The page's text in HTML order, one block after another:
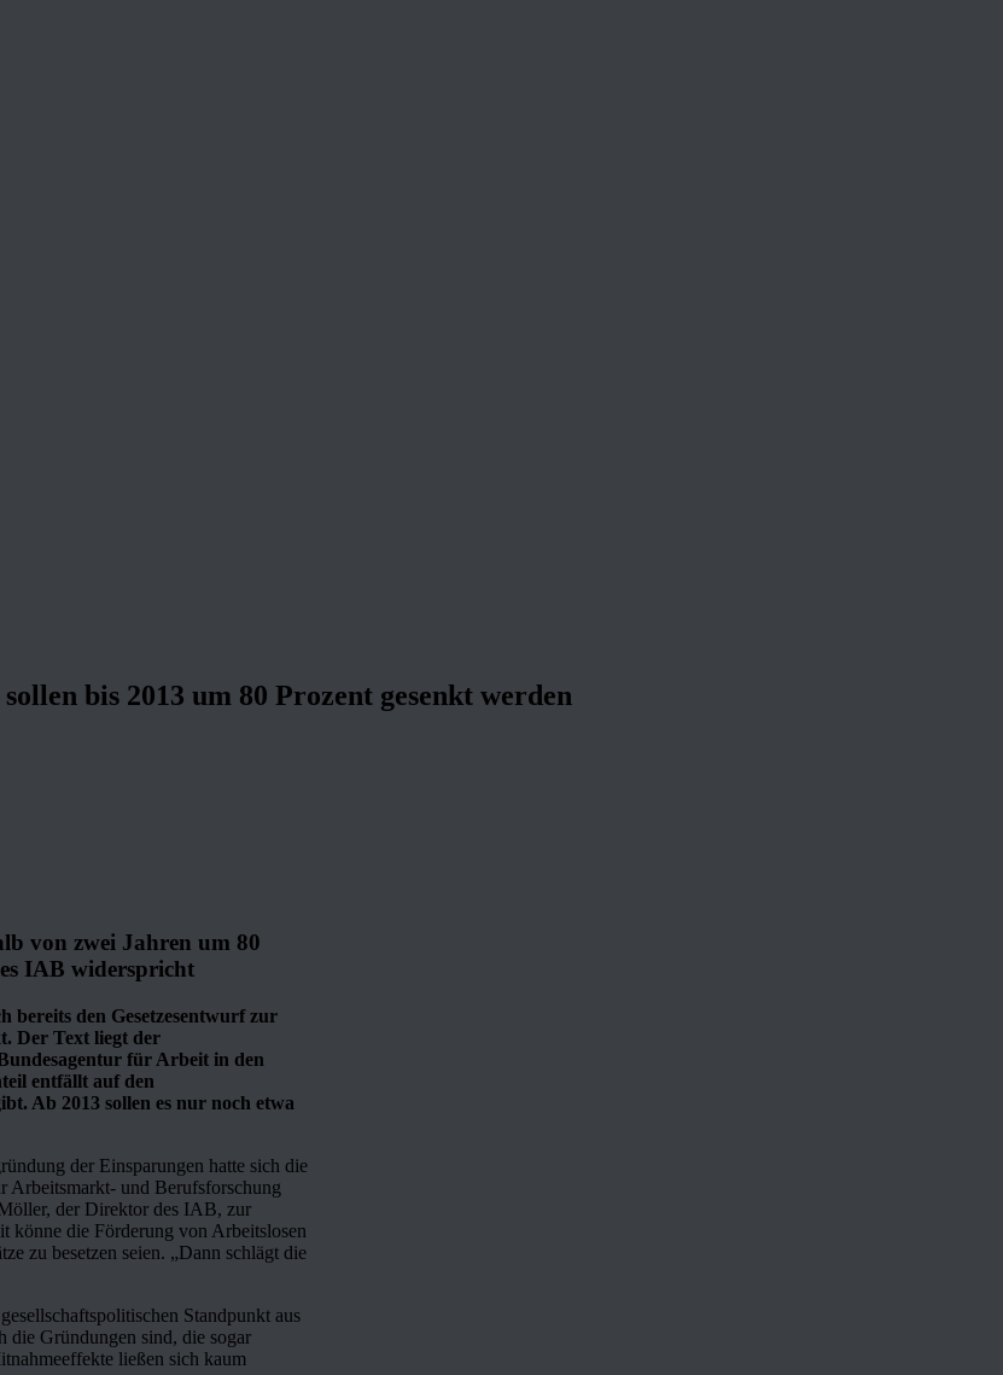
bis 2013 um 80 Prozent gesenkt werden
von zwei Jahren um 80
IAB widerspricht
bereits den Gesetzesentwurf zur
Der Text liegt der
für Arbeit in den
entfällt auf den
Ab 2013 sollen es nur noch etwa
der Einsparungen hatte sich die
Arbeitsmarkt- und Berufsforschung
der Direktor des IAB, zur
könne die Förderung von Arbeitslosen
zu besetzen seien. „Dann schlägt die
Standpunkt aus
die Gründungen sind, die sogar
ließen sich kaum